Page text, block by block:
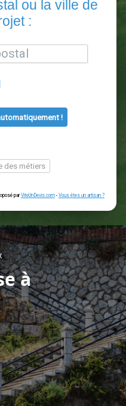
projet :
ou
moi automatiquement !
la liste des métiers
- Service proposé parViteUnDevis.com-Vous
à